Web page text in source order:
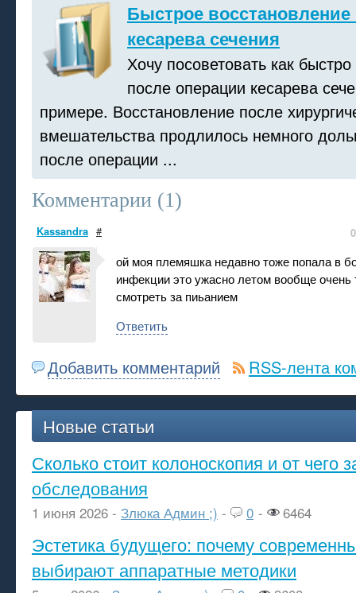
Быстрое восстановление
кесарева сечения
Хочу посоветовать как
после операции кесарева
примере. Восстановление после
вмешательства продлилось немного
после операции ...
Комментарии (1)
Kassandra # 0
ой моя племяшка недавно тоже попала в
инфекции это ужасно летом вообще очень
смотреть за пиьанием
Ответить
Добавить комментарий RSS-лента
Новые статьи
Сколько стоит колоноскопия и от чего
обследования
1 июня 2026 - Злюка Админ ;) - 0 - 6464
Эстетика будущего: почему
выбирают аппаратные методики